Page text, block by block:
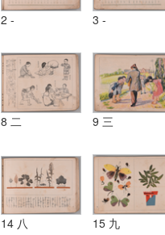
2 - 3 -
8 二 9 三
14 八 15 九